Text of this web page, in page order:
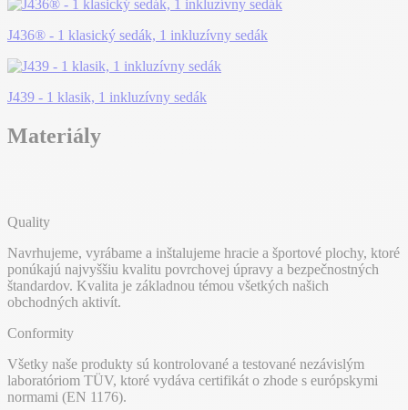
J436® - 1 klasický sedák, 1 inkluzívny sedák
J439 - 1 klasik, 1 inkluzívny sedák
Materiály
Quality
Navrhujeme, vyrábame a inštalujeme hracie a športové plochy, ktoré
ponúkajú najvyššiu kvalitu povrchovej úpravy a bezpečnostných
štandardov. Kvalita je základnou témou všetkých našich
obchodných aktivít.
Conformity
Všetky naše produkty sú kontrolované a testované nezávislým
laboratóriom TÜV, ktoré vydáva certifikát o zhode s európskymi
normami (EN 1176).